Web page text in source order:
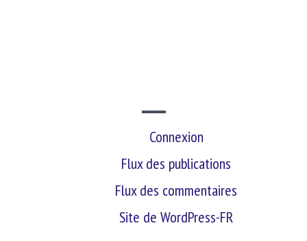
Connexion
Flux des publications
Flux des commentaires
Site de WordPress-FR